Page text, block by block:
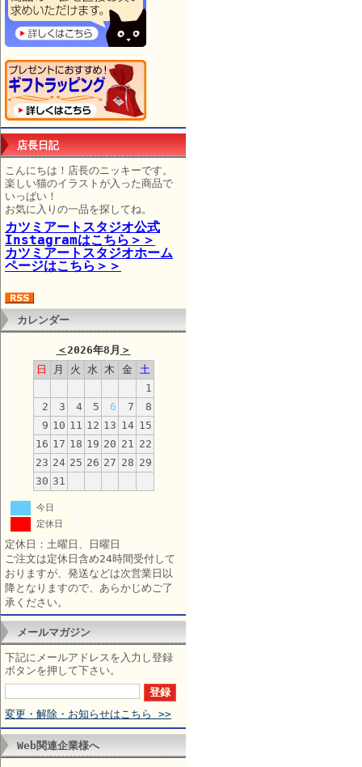
店長日記
こんにちは！店長のニッキーです。
楽しい猫のイラストが入った商品で
いっぱい！
お気に入りの一品を探してね。
カツミアートスタジオ公式
Instagramはこちら＞＞
カツミアートスタジオホーム
ページはこちら＞＞
カレンダー
＜2026年8月 ＞
日
月 火 水 木 金
土
1
2
3 4 5 6 7
8
9 10 11 12 13 14 15
16 17 18 19 20 21 22
23 24 25 26 27 28 29
30 31
今日
定休日
定休日：土曜日、日曜日
ご注文は定休日含め24時間受付して
おりますが、発送などは次営業日以
降となりますので、あらかじめご了
承ください。
メールマガジン
下記にメールアドレスを入力し登録
ボタンを押して下さい。
変更・解除・お知らせはこちら >>
Web関連企業様へ